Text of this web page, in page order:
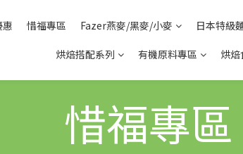
惜福專區 Fazer燕麥/黑麥/小麥 日本特級
烘焙搭配系列 有機原料專區 烘焙
惜福專區